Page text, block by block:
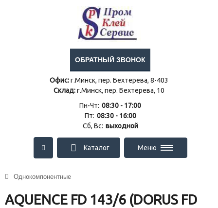
ОБРАТНЫЙ ЗВОНОК
Офис:г.Минск, пер. Бехтерева, 8-403
Склад:г.Минск, пер. Бехтерева, 10
Пн-Чт: 08:30 - 17:00
Пт: 08:30 - 16:00
Сб, Вс: выходной
Каталог Меню
Однокомпонентные
AQUENCE FD 143/6 (DORUS FD